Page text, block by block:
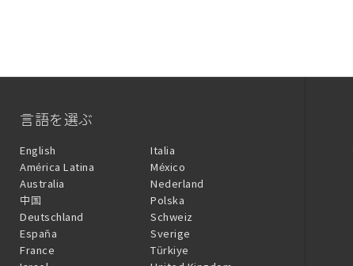
言語を選ぶ
English
América Latina
Australia
中国
Deutschland
España
France
Italia
México
Nederland
Polska
Schweiz
Sverige
Türkiye